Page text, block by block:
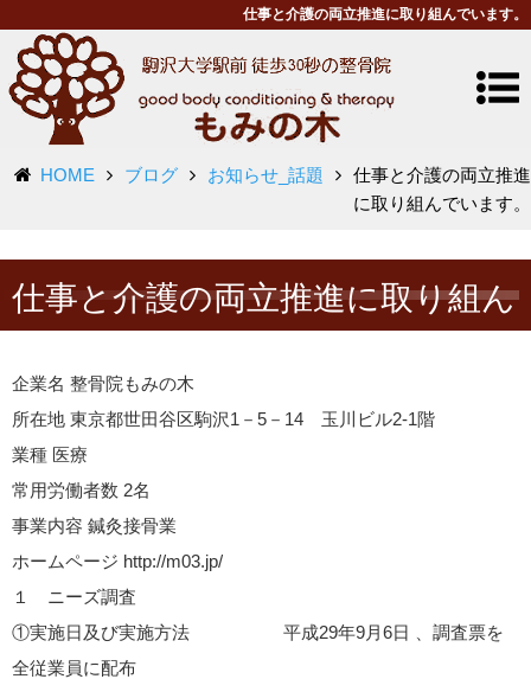
仕事と介護の両立推進に取り組んでいます。
HOME ブログ お知らせ_話題
仕事と介護の両立推進
に取り組んでいます。
仕事と介護の両立推進に取り組ん
企業名 整骨院もみの木
所在地 東京都世田谷区駒沢1－5－14 玉川ビル2-1階
業種 医療
常用労働者数 2名
事業内容 鍼灸接骨業
ホームページ http://m03.jp/
１ ニーズ調査
①実施日及び実施方法 平成29年9月6日 、調査票を
全従業員に配布